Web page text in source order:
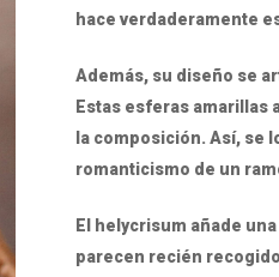
hace verdaderamente
Además, su diseño se
Estas esferas amarillas
la composición. Así, se
romanticismo de un
El helycrisum añade
parecen recién